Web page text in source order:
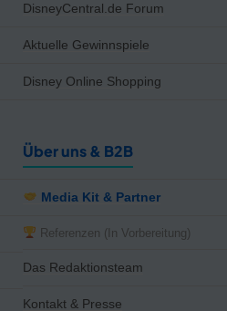
DisneyCentral.de Forum
Aktuelle Gewinnspiele
Disney Online Shopping
Über uns & B2B
Media Kit & Partner
Referenzen (In Vorbereitung)
Das Redaktionsteam
Kontakt & Presse